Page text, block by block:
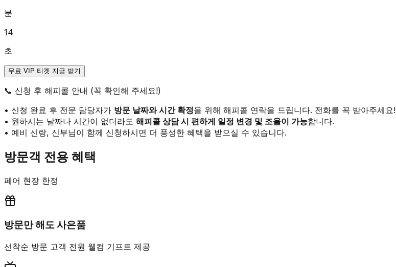
분
14
초
무료 VIP 티켓 지금 받기
📞 신청 후 해피콜 안내 (꼭 확인해 주세요!)
• 신청 완료 후 전문 담당자가 방문 날짜와 시간 확정을 위해 해피콜 연락을 드립니다. 전화를 꼭 받아주세요!
• 원하시는 날짜나 시간이 없더라도 해피콜 상담 시 편하게 일정 변경 및 조율이 가능합니다.
• 예비 신랑, 신부님이 함께 신청하시면 더 풍성한 혜택을 받으실 수 있습니다.
방문객 전용 혜택
페어 현장 한정
방문만 해도 사은품
선착순 방문 고객 전원 웰컴 기프트 제공